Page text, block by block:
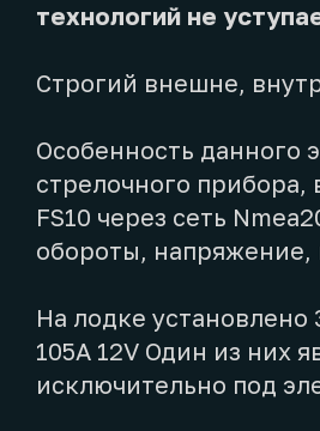
технологий не
Строгий внешне,
Особенность данного
стрелочного
FS10 через сеть
обороты, напряжение,
На лодке установлено
105A 12V Один из них
исключительно под